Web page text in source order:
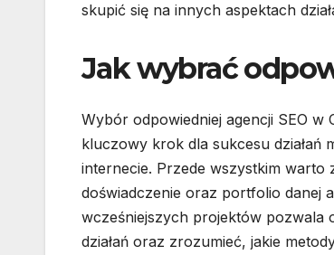
skupić się na innych aspektach
Jak wybrać
Wybór odpowiedniej agencji SEO w
kluczowy krok dla sukcesu działań
internecie. Przede wszystkim warto
doświadczenie oraz portfolio danej
wcześniejszych projektów pozwala
działań oraz zrozumieć, jakie